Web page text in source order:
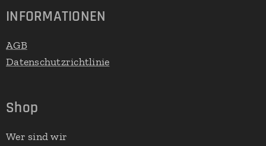
INFORMATIONEN
AGB
Datenschutzrichtlinie
Shop
Wer sind wir